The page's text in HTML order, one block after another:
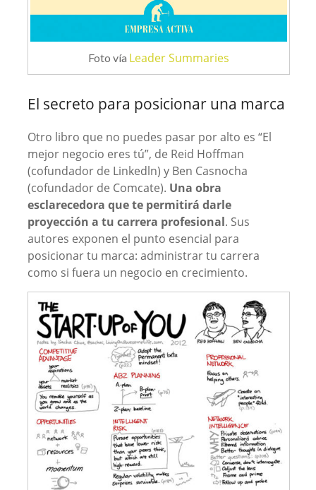
Foto vía Leader Summaries
El secreto para posicionar una marca
Otro libro que no puedes pasar por alto es “El
mejor negocio eres tú”, de Reid Hoffman
(cofundador de Linkedln) y Ben Casnocha
(cofundador de Comcate). Una obra
esclarecedora que te permitirá darle
proyección a tu carrera profesional. Sus
autores exponen el punto esencial para
posicionar tu marca: administrar tu carrera
como si fuera un negocio en crecimiento.